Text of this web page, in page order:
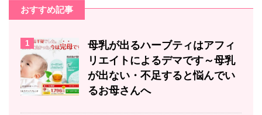
おすすめ記事
1
母乳が出るハーブティはアフィ
リエイトによるデマです～母乳
が出ない・不足すると悩んでい
るお母さんへ